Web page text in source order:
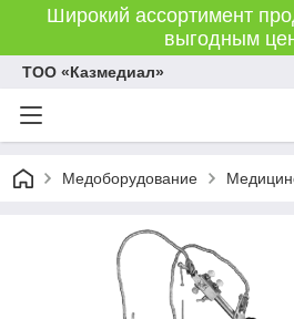
Широкий ассортимент
выгодным
ТОО «Казмедиал»
Медоборудование